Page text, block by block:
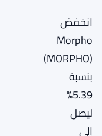
انخفض
Morpho
(MORPHO)
بنسبة
5.39%
ليصل
إلى